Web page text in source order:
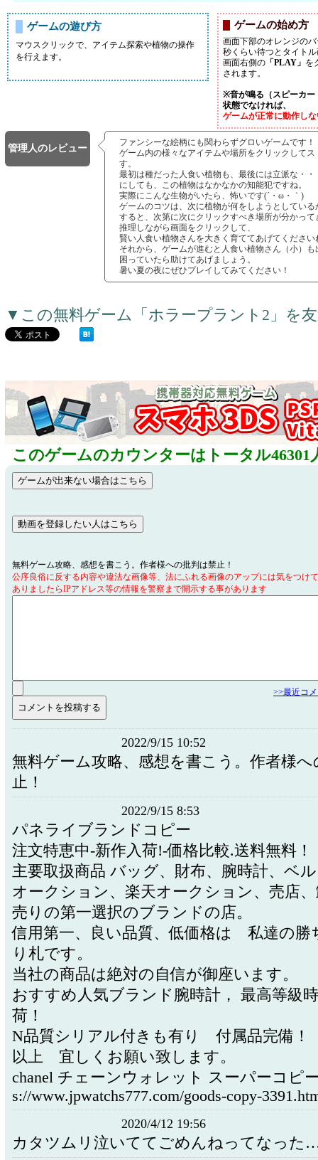
ゲームの遊び方
マウスクリックで、アイテム探索や植物の操作
を行えます。
ゲームの始め方
画面下部のオレンジの
秒くらい待つとタイト
画面右側の 「PLAY」 を
されます。
※音が鳴る（スピーカー
状態でなければ、
ゲームが正常に動作し
管理人のレビュー
ファンシーな絵柄にも関わらずグロいゲームです！
ゲーム内の様々なアイテムや場所をクリックして
す。
最初は種だった人食い植物も、最後には立派な・・
にしても、この植物はなかなかの知能犯ですね。
実際にこんな生物がいたら、怖いです(´・ω・｀)
ゲームのコツは、次に植物が何をしようとしてい
すると、次第に次にクリックすべき場所が分かって
推理しながら画面をクリックして、
賢い人食い植物さんを大きく育ててあげてください
それから、ゲームが進むと人食い植物さん（小）
困っていたら助けてあげましょう。
暑い夏の夜にぜひプレイしてみてください！
▼この無料ゲーム「ホラープラント2」を
このゲームのカウンターはトータル46301
無料ゲーム攻略、感想を書こう。作者様への批判は禁止！
公序良俗に反する内容や違法な画像等、法にふれる画像のアップには気をつけ
ありましたらIPアドレス等の情報を警察まで開示する事があります
>>最近コ
2022/9/15 10:52
無料ゲーム攻略、感想を書こう。作者様へ
止！
2022/9/15 8:53
パネライブランドコピー
注文特恵中-新作入荷!-価格比較.送料無料！
主要取扱商品 バッグ、財布、腕時計、ベ
オークション、楽天オークション、売店
売りの第一選択のブランドの店。
信用第一、良い品質、低価格は 私達の勝
り札です。
当社の商品は絶対の自信が御座います。
おすすめ人気ブランド腕時計， 最高等級
荷！
N品質シリアル付きも有り 付属品完備！
以上 宜しくお願い致します。
chanel チェーンウォレット スーパーコピ
s://www.jpwatchs777.com/goods-copy-
2020/4/12 19:56
カタツムリ泣いててごめんねってなった